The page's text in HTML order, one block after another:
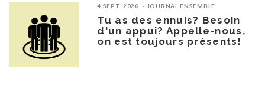
4 SEPT. 2020 JOURNAL ENSEMBLE
Tu as des ennuis? Besoin
d'un appui? Appelle-nous,
on est toujours présents!